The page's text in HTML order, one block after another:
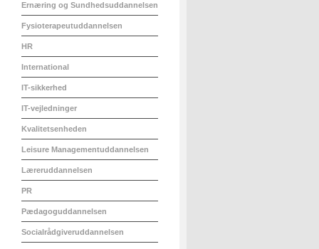
Ernæring og Sundhedsuddannelsen
Fysioterapeutuddannelsen
HR
International
IT-sikkerhed
IT-vejledninger
Kvalitetsenheden
Leisure Managementuddannelsen
Læreruddannelsen
PR
Pædagoguddannelsen
Socialrådgiveruddannelsen